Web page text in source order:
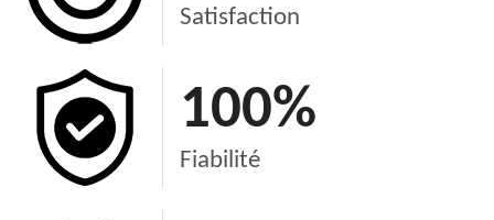
Satisfaction
100%
Fiabilité